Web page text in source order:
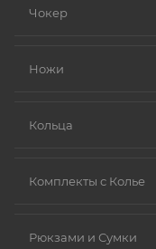
Чокер
Ножи
Кольца
Комплекты с Колье
Рюкзами и Сумки